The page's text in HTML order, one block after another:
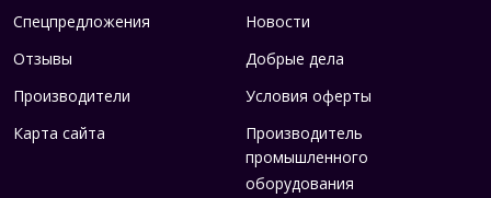
Спецпредложения
Новости
Отзывы
Добрые дела
Производители
Условия оферты
Карта сайта
Производитель
промышленного
оборудования